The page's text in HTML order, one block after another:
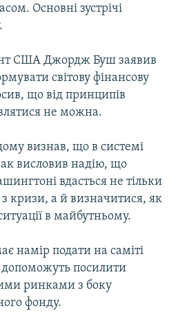
Основні зустрічі
США Джордж Буш заявив
світову фінансову
що від принципів
не можна.
визнав, що в системі
висловив надію, що
вдасться не тільки
кризи, а й визначитися, як
в майбутньому.
намір подати на саміті
допоможуть посилити
ринками з боку
фонду.